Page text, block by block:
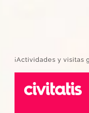
¡Actividades y visitas